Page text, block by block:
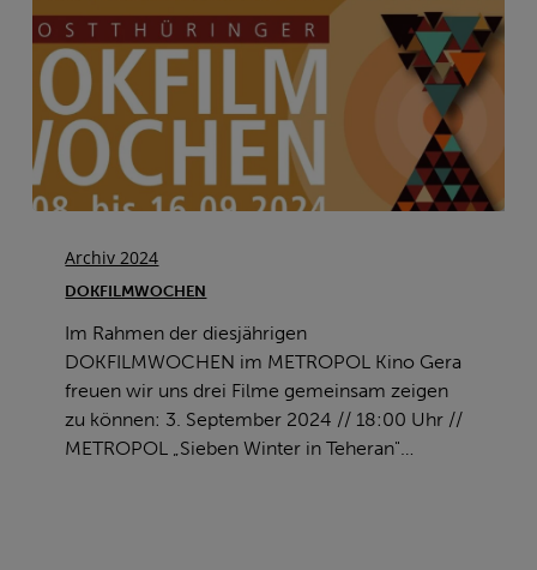
Archiv 2024
DOKFILMWOCHEN
Im Rahmen der diesjährigen
DOKFILMWOCHEN im METROPOL Kino Gera
freuen wir uns drei Filme gemeinsam zeigen
zu können: 3. September 2024 // 18:00 Uhr //
METROPOL „Sieben Winter in Teheran"…